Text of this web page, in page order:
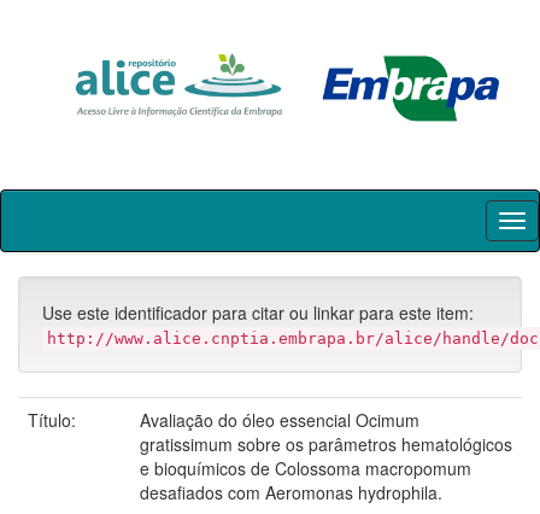
Skip
Use este identificador para citar ou linkar para este item:
http://www.alice.cnptia.embrapa.br/alice/handle/doc/
Título:
Avaliação do óleo essencial Ocimum
gratissimum sobre os parâmetros hematológicos
e bioquímicos de Colossoma macropomum
desafiados com Aeromonas hydrophila.